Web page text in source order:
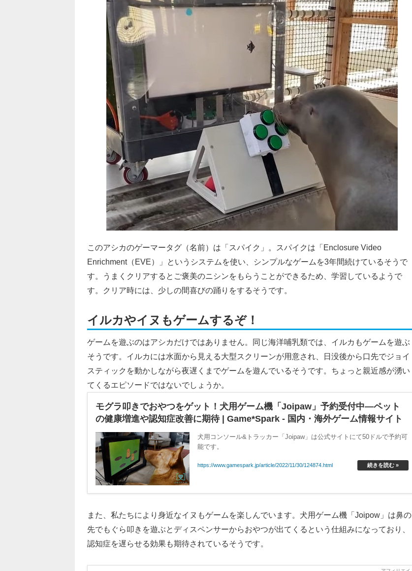
このアシカのゲーマータグ（名前）は「スパイク」。スパイクは「Enclosure Video
Enrichment（EVE）」というシステムを使い、シンプルなゲームを3年間続けているそうで
す。うまくクリアするとご褒美のニシンをもらうことができるため、学習しているようで
す。クリア時には、少しの間喜びの踊りをするそうです。
イルカやイヌもゲームするぞ！
ゲームを遊ぶのはアシカだけではありません。同じ海洋哺乳類では、イルカもゲームを遊ぶ
そうです。イルカには水面から見える大型スクリーンが用意され、日没後から口先でジョイ
スティックを動かしながら夜遅くまでゲームを遊んでいるそうです。ちょっと親近感が湧い
てくるエピソードではないでしょうか。
モグラ叩きでおやつをゲット！犬用ゲーム機「Joipaw」予約受付中―ペット
の健康増進や認知症改善に期待 | Game*Spark - 国内・海外ゲーム情報サイト
犬用コンソール&トラッカー「Joipaw」は公式サイトにて50ドルで予約可
能です。
https://www.gamespark.jp/article/2022/11/30/124874.html 続きを読む »
また、私たちにより身近なイヌもゲームを楽しんでいます。犬用ゲーム機「Joipow」は鼻の
先でもぐら叩きを遊ぶとディスペンサーからおやつが出てくるという仕組みになっており、
認知症を遅らせる効果も期待されているそうです。